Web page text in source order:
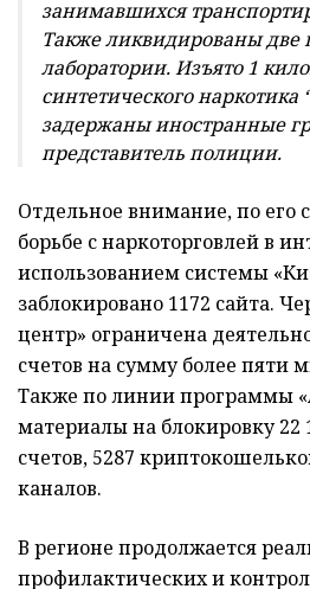
занимавшихся
Также ликвидированы две
лаборатории. Изъято 1
синтетического наркотика
задержаны иностранные
представитель полиции.
Отдельное внимание, по его
борьбе с наркоторговлей в
использованием системы
заблокировано 1172 сайта.
центр» ограничена
счетов на сумму более пяти
Также по линии программы
материалы на блокировку 22
счетов, 5287
каналов.
В регионе продолжается
профилактических и